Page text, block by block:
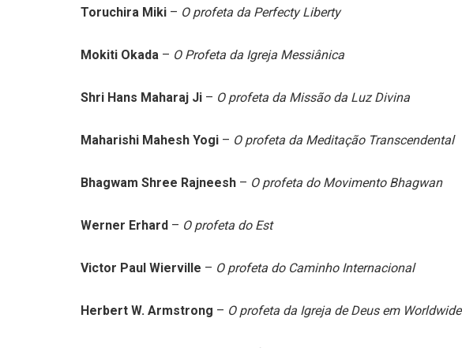
Toruchira Miki – O profeta da Perfecty Liberty
Mokiti Okada – O Profeta da Igreja Messiânica
Shri Hans Maharaj Ji – O profeta da Missão da Luz Divina
Maharishi Mahesh Yogi – O profeta da Meditação Transcendental
Bhagwam Shree Rajneesh – O profeta do Movimento Bhagwan
Werner Erhard – O profeta do Est
Victor Paul Wierville – O profeta do Caminho Internacional
Herbert W. Armstrong – O profeta da Igreja de Deus em Worldwide